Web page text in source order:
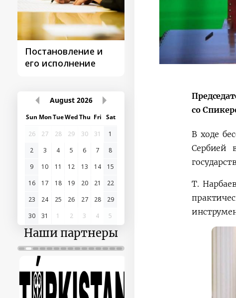
Постановление и
его исполнение
Поездки
Президента
August 2026
Sun MonTueWedThu Fri Sat
26
27 28 29 30 31
1
2
3 4 5 6 7
8
9
10 11 12 13 14
15
16
17 18 19 20 21
22
23
24 25 26 27 28
29
30
31 1 2 3 4 5
Наши партнеры
со
В ходе
Сербией
Т.